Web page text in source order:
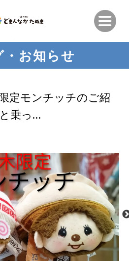
・お知らせ
定モンチッチのご紹
乗っ…